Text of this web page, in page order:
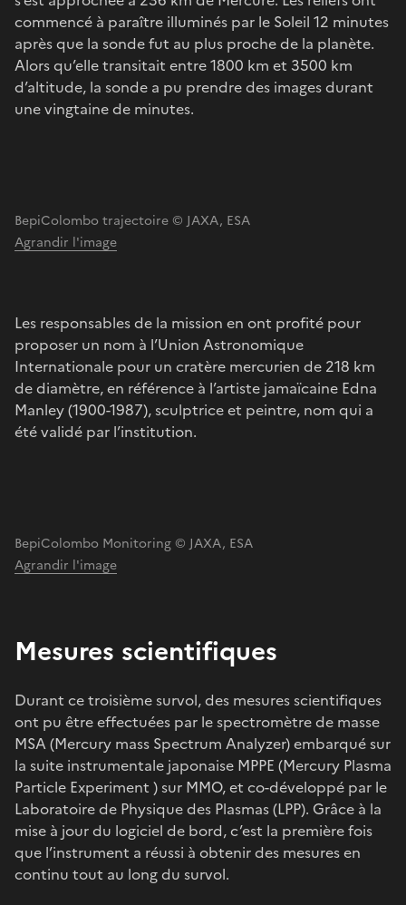
commencé à paraître illuminés par le Soleil 12 minutes
après que la sonde fut au plus proche de la planète.
Alors qu’elle transitait entre 1800 km et 3500 km
d’altitude, la sonde a pu prendre des images durant
une vingtaine de minutes.
BepiColombo trajectoire © JAXA, ESA
Agrandir l'image
Les responsables de la mission en ont profité pour
proposer un nom à l’Union Astronomique
Internationale pour un cratère mercurien de 218 km
de diamètre, en référence à l’artiste jamaïcaine Edna
Manley (1900-1987), sculptrice et peintre, nom qui a
été validé par l’institution.
BepiColombo Monitoring © JAXA, ESA
Agrandir l'image
Mesures scientifiques
Durant ce troisième survol, des mesures scientifiques
ont pu être effectuées par le spectromètre de masse
MSA (Mercury mass Spectrum Analyzer) embarqué sur
la suite instrumentale japonaise MPPE (Mercury Plasma
Particle Experiment ) sur MMO, et co-développé par le
Laboratoire de Physique des Plasmas (LPP). Grâce à la
mise à jour du logiciel de bord, c’est la première fois
que l’instrument a réussi à obtenir des mesures en
continu tout au long du survol.